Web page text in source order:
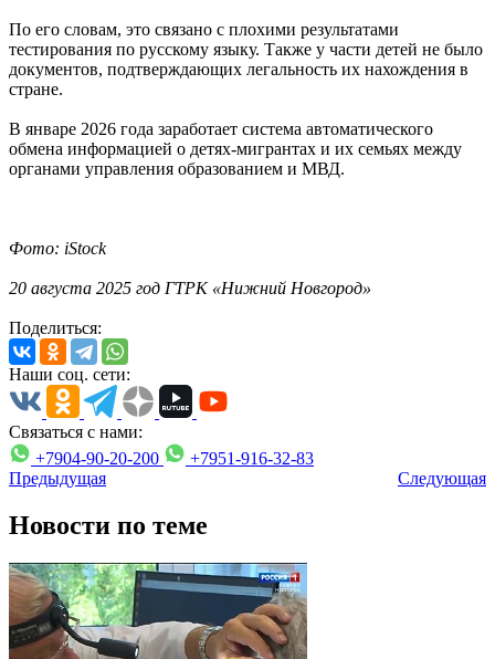
По его словам, это связано с плохими результатами
тестирования по русскому языку. Также у части детей не было
документов, подтверждающих легальность их нахождения в
стране.
В январе 2026 года заработает система автоматического
обмена информацией о детях-мигрантах и их семьях между
органами управления образованием и МВД.
Фото: iStock
20 августа 2025 год ГТРК «Нижний Новгород»
Поделиться:
Наши соц. сети:
Связаться с нами:
+7904-90-20-200
+7951-916-32-83
Предыдущая
Следующая
Новости по теме